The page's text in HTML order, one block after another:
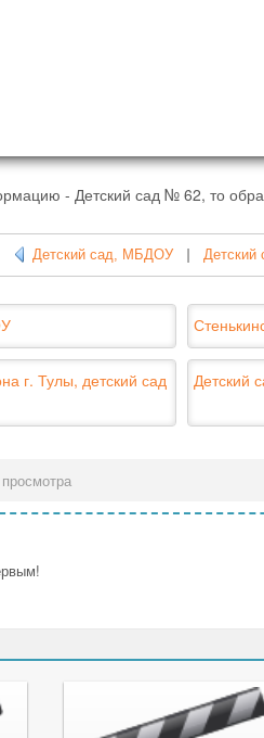
- Детский сад № 62, то
Детский сад, МБДОУ
г. Тулы, детский сад
Детский